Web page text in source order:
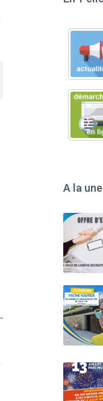
A la une